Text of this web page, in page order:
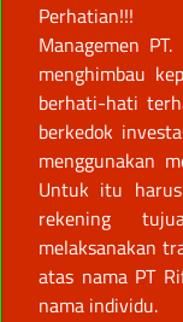
Perhatian!!!
Managemen
menghimbau
berhati-hati
berkedok
menggunakan
Untuk itu
rekening
melaksanakan
atas nama PT
nama individu.